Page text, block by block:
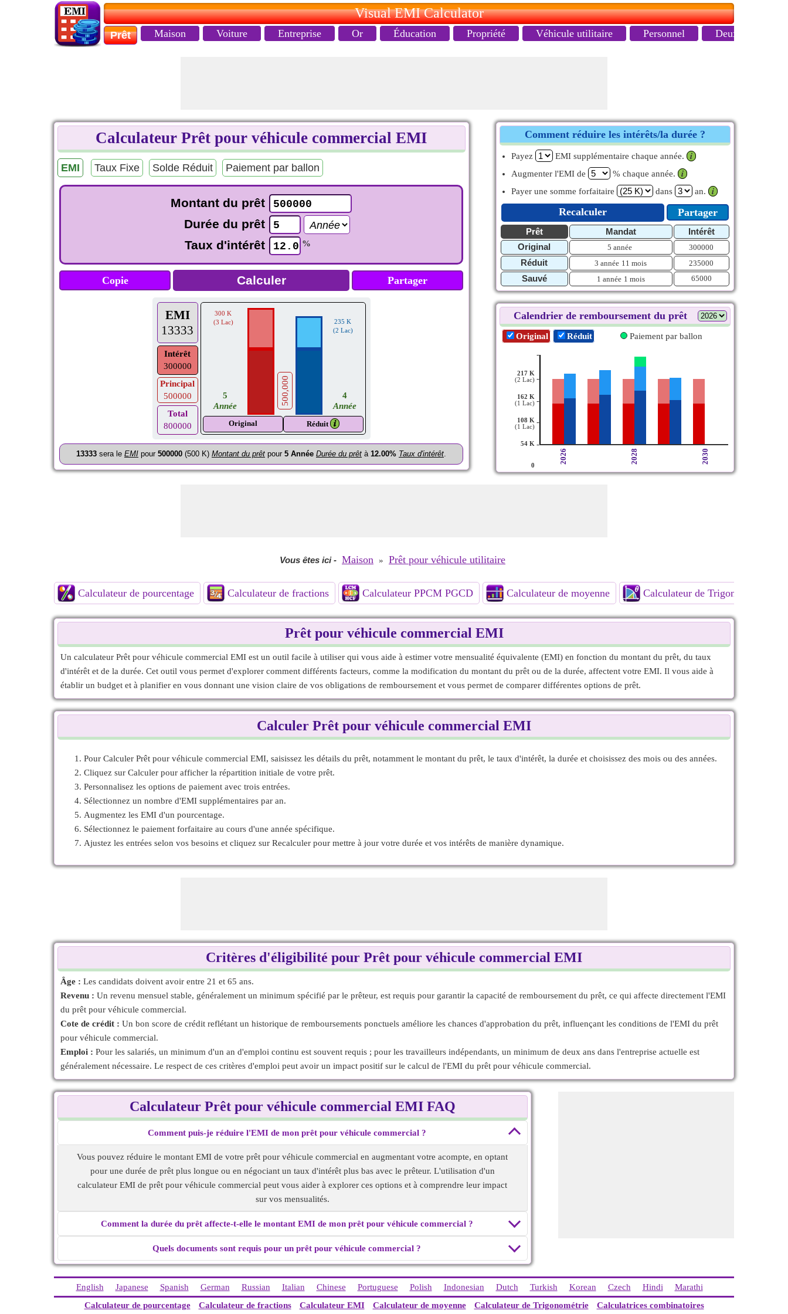
Visual EMI Calculator
Prêt Maison Voiture Entreprise Or Éducation Propriété Véhicule utilitaire Personnel Deux-roues
Calculateur Prêt pour véhicule commercial EMI
EMI Taux Fixe Solde Réduit Paiement par ballon
Montant du prêt
Durée du prêt
Taux d'intérêt
%
Copie Partager
EMI
13333
Intérêt
300000
Principal
500000
Total
800000
300 K
(3 Lac)
5
Année
500,000
235 K
(2 Lac)
4
Année
Original Réduit 𝒊
13333 sera le EMI pour 500000 (500 K) Montant du prêt pour 5 Année Durée du prêt à 12.00% Taux d'intérêt.
Comment réduire les intérêts/la durée ?
Payez EMI supplémentaire chaque année.
𝒊
Augmenter l'EMI de
% chaque année.
𝒊
Payer une somme forfaitaire
dans an. 𝒊
Recalculer Partager
Prêt Mandat
Intérêt
Original
5 année 300000
Réduit 3 année 11 mois 235000
Sauvé 1 année 1 mois 65000
Calendrier de remboursement du prêt
Original Réduit Paiement par ballon
217 K
(2 Lac)
162 K
(1 Lac)
108 K
(1 Lac)
54 K
0
-
-
-
-
-
2026 2028 2030
Vous êtes ici- Maison » Prêt pour véhicule utilitaire
Calculateur de pourcentage Calculateur de fractions Calculateur PPCM PGCD Calculateur de moyenne Calculateur de Trigonométrie
Prêt pour véhicule commercial EMI
Un calculateur Prêt pour véhicule commercial EMI est un outil facile à utiliser qui vous aide à estimer votre mensualité équivalente (EMI) en fonction du montant du prêt, du taux
d'intérêt et de la durée. Cet outil vous permet d'explorer comment différents facteurs, comme la modification du montant du prêt ou de la durée, affectent votre EMI. Il vous aide à
établir un budget et à planifier en vous donnant une vision claire de vos obligations de remboursement et vous permet de comparer différentes options de prêt.
Calculer Prêt pour véhicule commercial EMI
Pour Calculer Prêt pour véhicule commercial EMI, saisissez les détails du prêt, notamment le montant du prêt, le taux d'intérêt, la durée et choisissez des mois ou des années.
Cliquez sur Calculer pour afficher la répartition initiale de votre prêt.
Personnalisez les options de paiement avec trois entrées.
Sélectionnez un nombre d'EMI supplémentaires par an.
Augmentez les EMI d'un pourcentage.
Sélectionnez le paiement forfaitaire au cours d'une année spécifique.
Ajustez les entrées selon vos besoins et cliquez sur Recalculer pour mettre à jour votre durée et vos intérêts de manière dynamique.
Critères d'éligibilité pour Prêt pour véhicule commercial EMI
Âge : Les candidats doivent avoir entre 21 et 65 ans.
Revenu : Un revenu mensuel stable, généralement un minimum spécifié par le prêteur, est requis pour garantir la capacité de remboursement du prêt, ce qui affecte directement l'EMI
du prêt pour véhicule commercial.
Cote de crédit : Un bon score de crédit reflétant un historique de remboursements ponctuels améliore les chances d'approbation du prêt, influençant les conditions de l'EMI du prêt
pour véhicule commercial.
Emploi : Pour les salariés, un minimum d'un an d'emploi continu est souvent requis ; pour les travailleurs indépendants, un minimum de deux ans dans l'entreprise actuelle est
généralement nécessaire. Le respect de ces critères d'emploi peut avoir un impact positif sur le calcul de l'EMI du prêt pour véhicule commercial.
Calculateur Prêt pour véhicule commercial EMI FAQ
Comment puis-je réduire l'EMI de mon prêt pour véhicule commercial ?
Vous pouvez réduire le montant EMI de votre prêt pour véhicule commercial en augmentant votre acompte, en optant
pour une durée de prêt plus longue ou en négociant un taux d'intérêt plus bas avec le prêteur. L'utilisation d'un
calculateur EMI de prêt pour véhicule commercial peut vous aider à explorer ces options et à comprendre leur impact
sur vos mensualités.
Comment la durée du prêt affecte-t-elle le montant EMI de mon prêt pour véhicule commercial ?
Quels documents sont requis pour un prêt pour véhicule commercial ?
English Japanese Spanish German Russian Italian Chinese Portuguese Polish Indonesian Dutch Turkish Korean Czech Hindi
Marathi
Calculateur de pourcentage
Calculateur de fractions Calculateur EMI Calculateur de moyenne Calculateur de Trigonométrie Calculatrices combinatoires